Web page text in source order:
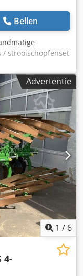
Bellen
/ strooischopfenset
met AutoTS en
rechts met
links met
Advertentie
1 / 6
4-